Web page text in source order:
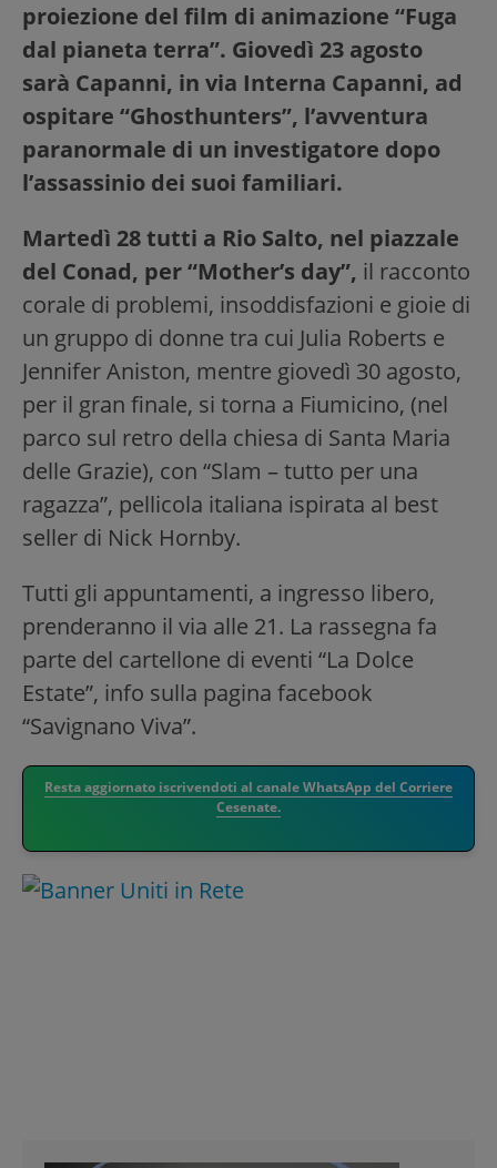
proiezione del film di animazione “Fuga
dal pianeta terra”. Giovedì 23 agosto
sarà Capanni, in via Interna Capanni, ad
ospitare “Ghosthunters”, l’avventura
paranormale di un investigatore dopo
l’assassinio dei suoi familiari.
Martedì 28 tutti a Rio Salto, nel piazzale
del Conad, per “Mother’s day”, il racconto
corale di problemi, insoddisfazioni e gioie di
un gruppo di donne tra cui Julia Roberts e
Jennifer Aniston, mentre giovedì 30 agosto,
per il gran finale, si torna a Fiumicino, (nel
parco sul retro della chiesa di Santa Maria
delle Grazie), con “Slam – tutto per una
ragazza”, pellicola italiana ispirata al best
seller di Nick Hornby.
Tutti gli appuntamenti, a ingresso libero,
prenderanno il via alle 21. La rassegna fa
parte del cartellone di eventi “La Dolce
Estate”, info sulla pagina facebook
“Savignano Viva”.
Resta aggiornato iscrivendoti al canale WhatsApp del Corriere
Cesenate.